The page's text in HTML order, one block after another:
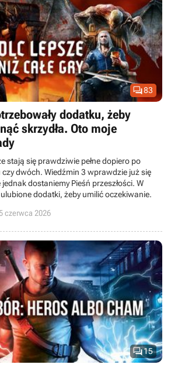
83
dodatku, żeby
skrzydła. Oto moje
stają się prawdziwie pełne dopiero po
dwóch. Wiedźmin 3 wprawdzie już się
jednak dostaniemy Pieśń przeszłości. W
dodatki, żeby umilić oczekiwanie.
czerwca 2026
15